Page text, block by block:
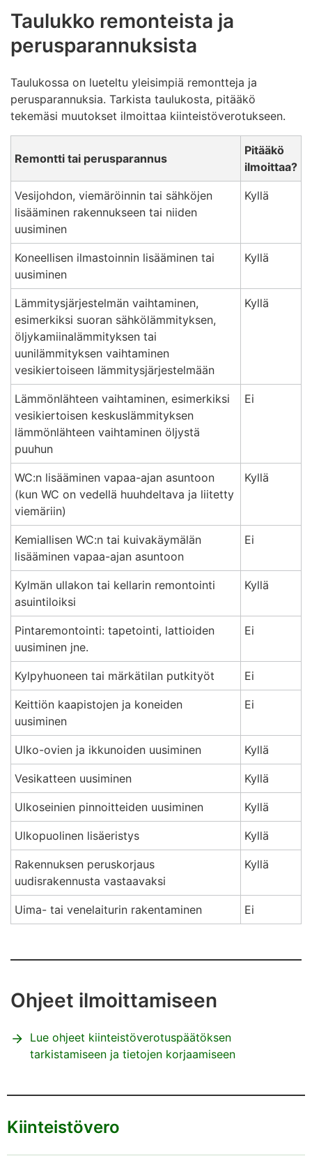
Taulukko remonteista ja
perusparannuksista
Taulukossa on lueteltu yleisimpiä remontteja ja
perusparannuksia. Tarkista taulukosta, pitääkö
tekemäsi muutokset ilmoittaa kiinteistöverotukseen.
Remontti tai perusparannus
Pitääkö
ilmoittaa?
Vesijohdon, viemäröinnin tai sähköjen
lisääminen rakennukseen tai niiden
uusiminen
Kyllä
Koneellisen ilmastoinnin lisääminen tai
uusiminen
Kyllä
Lämmitysjärjestelmän vaihtaminen,
esimerkiksi suoran sähkölämmityksen,
öljykamiinalämmityksen tai
uunilämmityksen vaihtaminen
vesikiertoiseen lämmitysjärjestelmään
Kyllä
Lämmönlähteen vaihtaminen, esimerkiksi
vesikiertoisen keskuslämmityksen
lämmönlähteen vaihtaminen öljystä
puuhun
Ei
WC:n lisääminen vapaa-ajan asuntoon
(kun WC on vedellä huuhdeltava ja liitetty
viemäriin)
Kyllä
Kemiallisen WC:n tai kuivakäymälän
lisääminen vapaa-ajan asuntoon
Ei
Kylmän ullakon tai kellarin remontointi
asuintiloiksi
Kyllä
Pintaremontointi: tapetointi, lattioiden
uusiminen jne.
Ei
Kylpyhuoneen tai märkätilan putkityöt Ei
Keittiön kaapistojen ja koneiden
uusiminen
Ei
Ulko-ovien ja ikkunoiden uusiminen Kyllä
Vesikatteen uusiminen Kyllä
Ulkoseinien pinnoitteiden uusiminen Kyllä
Ulkopuolinen lisäeristys Kyllä
Rakennuksen peruskorjaus
uudisrakennusta vastaavaksi
Kyllä
Uima- tai venelaiturin rakentaminen Ei
Ohjeet ilmoittamiseen
Lue ohjeet kiinteistöverotuspäätöksen
tarkistamiseen ja tietojen korjaamiseen
Kiinteistövero